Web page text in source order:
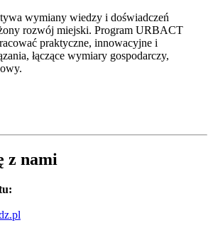
wymiany wiedzy i doświadczeń
rozwój miejski. Program URBACT
praktyczne, innowacyjne i
łączące wymiary gospodarczy,
z nami